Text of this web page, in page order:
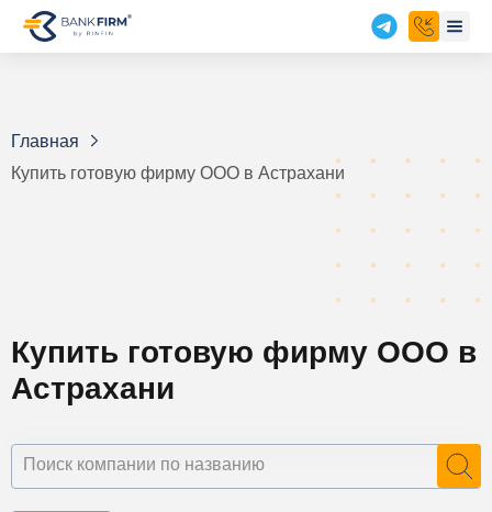
Главная
Купить готовую фирму ООО в Астрахани
Купить готовую фирму ООО в
Астрахани